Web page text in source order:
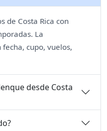
de Costa Rica con
La
cupo, vuelos,
desde Costa